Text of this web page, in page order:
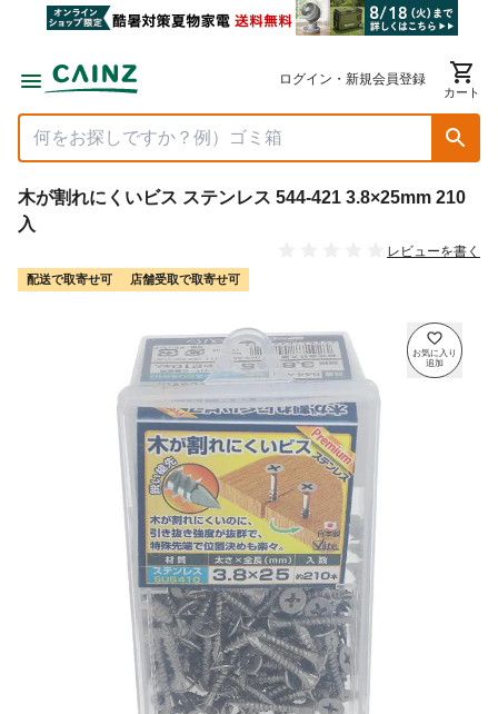
ログイン・新規会員登録
カート
木が割れにくいビス ステンレス 544-421 3.8×25mm 210
入
レビューを書く
配送で取寄せ可 店舗受取で取寄せ可